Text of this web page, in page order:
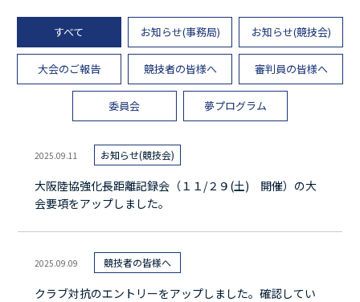
大阪陸上競技協会とは
すべて お知らせ(事務局) お知らせ(競技会)
大会のご報告 競技者の皆様へ 審判員の皆様へ
委員会 夢プログラム
2025.09.11 お知らせ(競技会)
大阪陸協強化長距離記録会（１１/２９(土) 開催）の大
会要項をアップしました。
2025.09.09 競技者の皆様へ
クラブ対抗のエントリーをアップしました。確認してい